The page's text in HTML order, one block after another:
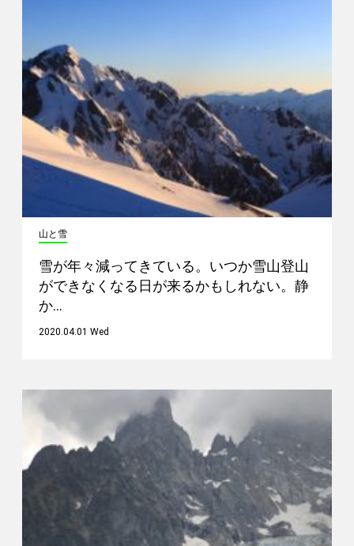
山と雪
雪が年々減ってきている。いつか雪山登山
ができなくなる日が来るかもしれない。静
か…
2020.04.01 Wed